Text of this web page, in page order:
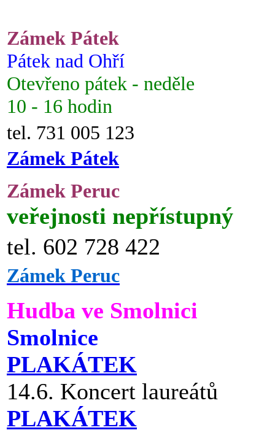
Zámek Pátek
Pátek nad Ohří
Otevřeno pátek - neděle
10 - 16 hodin
tel. 731 005 123
Zámek Pátek
Zámek Peruc
veřejnosti nepřístupný
tel. 602 728 422
Zámek Peruc
Hudba ve Smolnici
Smolnice
PLAKÁTEK
14.6. Koncert laureátů
PLAKÁTEK